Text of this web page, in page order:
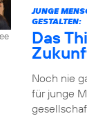
JUNGE
GESTALTEN:
Das
Noch nie
für junge